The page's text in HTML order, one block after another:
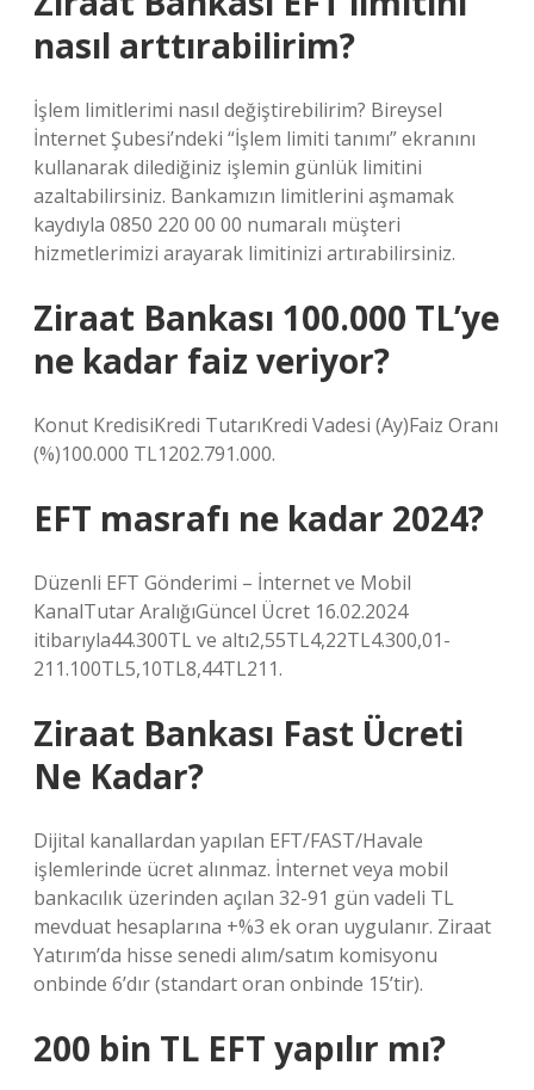
nasıl arttırabilirim?
İşlem limitlerimi nasıl değiştirebilirim? Bireysel
İnternet Şubesi’ndeki “İşlem limiti tanımı” ekranını
kullanarak dilediğiniz işlemin günlük limitini
azaltabilirsiniz. Bankamızın limitlerini aşmamak
kaydıyla 0850 220 00 00 numaralı müşteri
hizmetlerimizi arayarak limitinizi artırabilirsiniz.
Ziraat Bankası 100.000 TL’ye
ne kadar faiz veriyor?
Konut KredisiKredi TutarıKredi Vadesi (Ay)Faiz Oranı
(%)100.000 TL1202.791.000.
EFT masrafı ne kadar 2024?
Düzenli EFT Gönderimi – İnternet ve Mobil
KanalTutar AralığıGüncel Ücret 16.02.2024
itibarıyla44.300TL ve altı2,55TL4,22TL4.300,01-
211.100TL5,10TL8,44TL211.
Ziraat Bankası Fast Ücreti
Ne Kadar?
Dijital kanallardan yapılan EFT/FAST/Havale
işlemlerinde ücret alınmaz. İnternet veya mobil
bankacılık üzerinden açılan 32-91 gün vadeli TL
mevduat hesaplarına +%3 ek oran uygulanır. Ziraat
Yatırım’da hisse senedi alım/satım komisyonu
onbinde 6’dır (standart oran onbinde 15’tir).
200 bin TL EFT yapılır mı?